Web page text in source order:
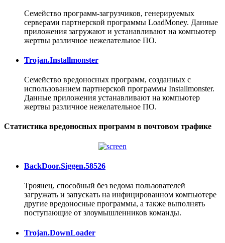
Семейство программ-загрузчиков, генерируемых
серверами партнерской программы LoadMoney. Данные
приложения загружают и устанавливают на компьютер
жертвы различное нежелательное ПО.
Trojan.Installmonster
Семейство вредоносных программ, созданных с
использованием партнерской программы Installmonster.
Данные приложения устанавливают на компьютер
жертвы различное нежелательное ПО.
Статистика вредоносных программ в почтовом трафике
BackDoor.Siggen.58526
Троянец, способный без ведома пользователей
загружать и запускать на инфицированном компьютере
другие вредоносные программы, а также выполнять
поступающие от злоумышленников команды.
Trojan.DownLoader